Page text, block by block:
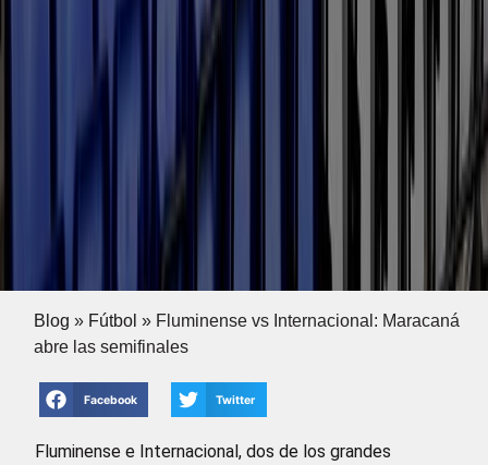
Blog » Fútbol » Fluminense vs Internacional: Maracaná
abre las semifinales
Facebook Twitter
Fluminense e Internacional, dos de los grandes